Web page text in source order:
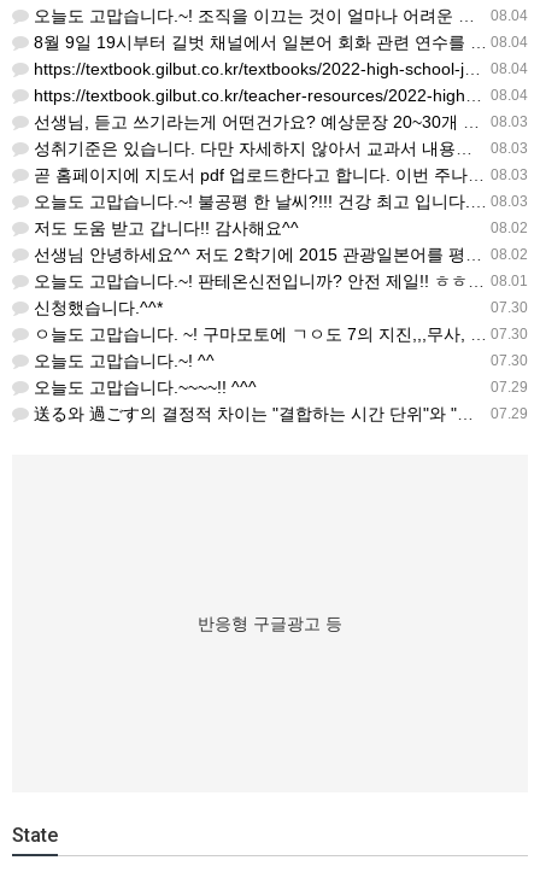
08.04
오늘도 고맙습니다.~! 조직을 이끄는 것이 얼마나 어려운 일일까요? 우선 봉사하는 마음이 필요!!! 감사해요…
08.04
8월 9일 19시부터 길벗 채널에서 일본어 회화 관련 연수를 저작 직강으로 한다고 합니다. 많이 도움이 되실…
08.04
https://textbook.gilbut.co.kr/textbooks/2022-high-school-jap…
08.04
https://textbook.gilbut.co.kr/teacher-resources/2022-high-sc…
08.03
선생님, 듣고 쓰기라는게 어떤건가요? 예상문장 20~30개 중 몇개를 틀어주고 들리는대로 쓰는 건가요? 자세…
08.03
성취기준은 있습니다. 다만 자세하지 않아서 교과서 내용에 맞게 좀 더 구체적으로 재구조화를 하신 선생님이 계…
08.03
곧 홈페이지에 지도서 pdf 업로드한다고 합니다. 이번 주나 다음 주에 e-book 기반 전자저작물도 업로드…
08.03
오늘도 고맙습니다.~! 불공평 한 날씨?!!! 건강 최고 입니다. ^^
08.02
저도 도움 받고 갑니다!! 감사해요^^
08.02
선생님 안녕하세요^^ 저도 2학기에 2015 관광일본어를 평가계획을 세우려고 하는데. ..아무리 찾아도 없어…
08.01
오늘도 고맙습니다.~! 판테온신전입니까? 안전 제일!! ㅎㅎ 감사해요. ^^
07.30
신청했습니다.^^*
07.30
ㅇ늘도 고맙습니다. ~! 구마모토에 ㄱㅇ도 7의 지진,,,무사, 안전을 기도 합니다. 감사해요...
07.30
오늘도 고맙습니다.~! ^^
07.29
오늘도 고맙습니다.~~~~!! ^^^
07.29
送る와 過ごす의 결정적 차이는 "결합하는 시간 단위"와 "묘사 대상"입니다. 過ごす 하루, 오후, 주말, 휴…
반응형 구글광고 등
State